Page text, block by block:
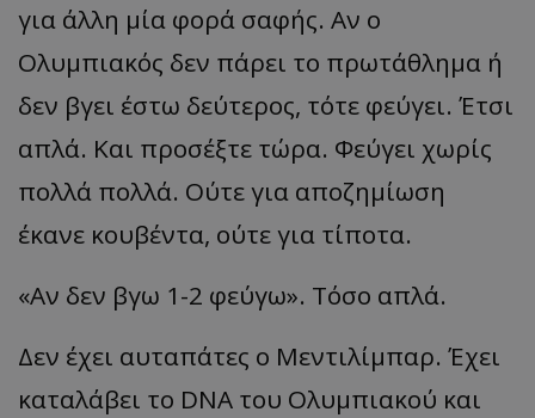
για άλλη μία φορά σαφής. Αν ο
Ολυμπιακός δεν πάρει το πρωτάθλημα ή
δεν βγει έστω δεύτερος, τότε φεύγει. Έτσι
απλά. Και προσέξτε τώρα. Φεύγει χωρίς
πολλά πολλά. Ούτε για αποζημίωση
έκανε κουβέντα, ούτε για τίποτα.
«Αν δεν βγω 1-2 φεύγω». Τόσο απλά.
Δεν έχει αυταπάτες ο Μεντιλίμπαρ. Έχει
καταλάβει το DNA του Ολυμπιακού και